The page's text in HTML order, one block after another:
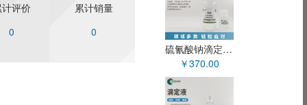
评价
0
累计销量
0
硫氰酸钠滴定液(0.1mol/L) XY90094OT
￥370.00